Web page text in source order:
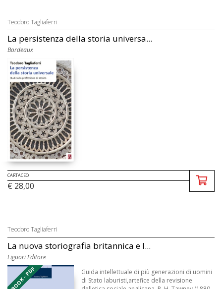
Teodoro Tagliaferri
La persistenza della storia universa...
Bordeaux
CARTACEO
€ 28,00
Teodoro Tagliaferri
La nuova storiografia britannica e l...
Liguori Editore
EBOOK - PDF
Guida intellettuale di più generazioni di uomini
di Stato laburisti,artefice della revisione